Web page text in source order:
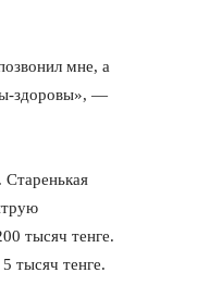
мне, а
здоровы», —
тысяч тенге.
тысяч тенге.